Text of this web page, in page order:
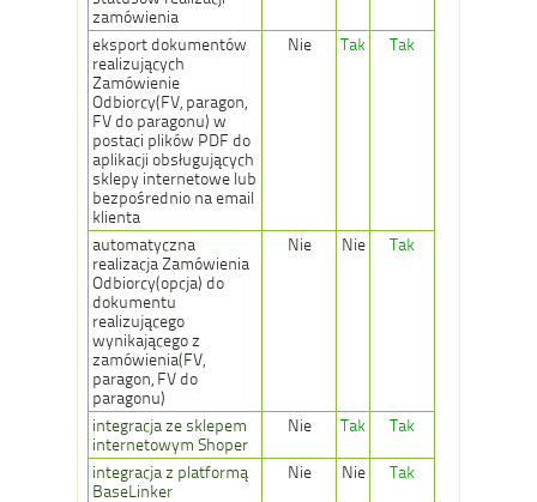
zamówienia
eksport dokumentów
realizujących
Zamówienie
Odbiorcy(FV, paragon,
FV do paragonu) w
postaci plików PDF do
aplikacji obsługujących
sklepy internetowe lub
bezpośrednio na email
klienta
Nie Tak Tak
automatyczna
realizacja Zamówienia
Odbiorcy(opcja) do
dokumentu
realizującego
wynikającego z
zamówienia(FV,
paragon, FV do
paragonu)
Nie Nie Tak
integracja ze sklepem
internetowym Shoper
Nie Tak Tak
integracja z platformą
BaseLinker
Nie Nie Tak